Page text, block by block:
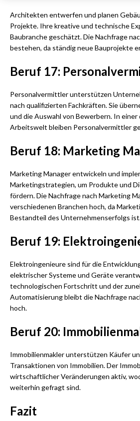
Architekten entwerfen und planen
Projekte. Ihre kreative und technische
Baubranche geschätzt. Die Nachfrage
bestehen, da ständig neue Bauprojekte
Beruf 17:
Personalvermittler unterstützen
nach qualifizierten Fachkräften. Sie
und die Auswahl von Bewerbern. In einer
Arbeitswelt bleiben Personalvermittler
Beruf 18: Marketing
Marketing Manager entwickeln und
Marketingstrategien, um Produkte und
fördern. Die Nachfrage nach Marketing
verschiedenen Branchen hoch, da
Bestandteil des Unternehmenserfolgs
Beruf 19:
Elektroingenieure sind für die
elektrischer Systeme und Geräte
technologischen Fortschritt und der
Automatisierung bleibt die Nachfrage
hoch.
Beruf 20:
Immobilienmakler unterstützen Käufer
Transaktionen von Immobilien. Der
wirtschaftlicher Veränderungen aktiv,
weiterhin gefragt sind.
Fazit